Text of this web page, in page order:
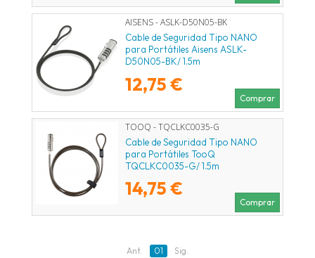
AISENS - ASLK-D50N05-BK
Cable de Seguridad Tipo NANO
para Portátiles Aisens ASLK-
D50N05-BK/ 1.5m
12,75 €
Comprar
TOOQ - TQCLKC0035-G
Cable de Seguridad Tipo NANO
para Portátiles TooQ
TQCLKC0035-G/ 1.5m
14,75 €
Comprar
Ant. 01 Sig.